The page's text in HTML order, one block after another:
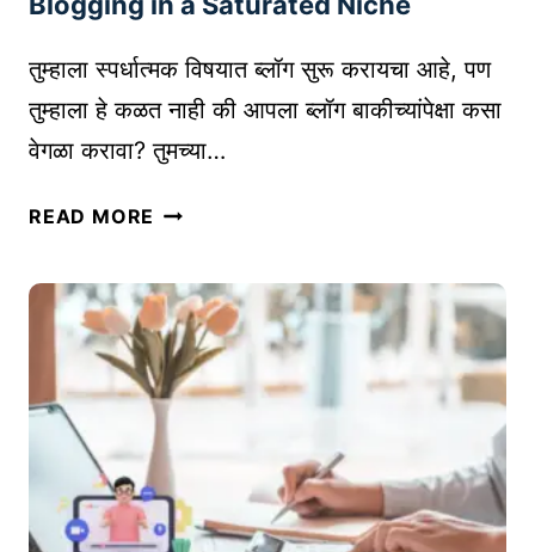
E
P
Y
L
O
G
Y
)
उ
द
ने
ण
आ
णि
ती
क
शी
नि
डा
वी
तुम्हाला स्पर्धात्मक विषयात ब्लॉग सुरू करायचा आहे, पण
तुम्हाला हे कळत नाही की आपला ब्लॉग बाकीच्यांपेक्षा कसा
वेगळा करावा? तुमच्या…
READ MORE स्प
क
वि
ष
या
त
ब्लॉ
ग
सु